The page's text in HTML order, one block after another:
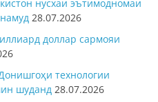
нусхаи эътимодномаи
28.07.2026
доллар сармояи
технологии
шуданд 28.07.2026